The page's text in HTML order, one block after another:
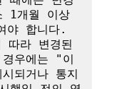
1개월 이상
야 합니다.
라 변경된
우에는 "이
되거나 통지